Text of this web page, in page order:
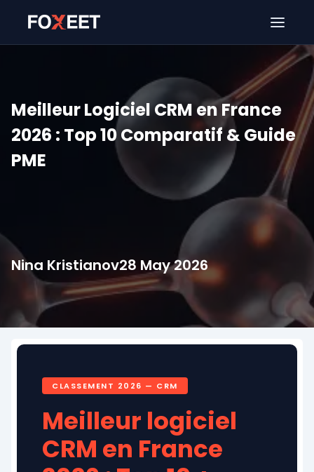
Meilleur Logiciel CRM en France
2026 : Top 10 Comparatif & Guide
PME
Nina Kristianov28 May 2026
CLASSEMENT 2026 — CRM
Meilleur logiciel
CRM en France